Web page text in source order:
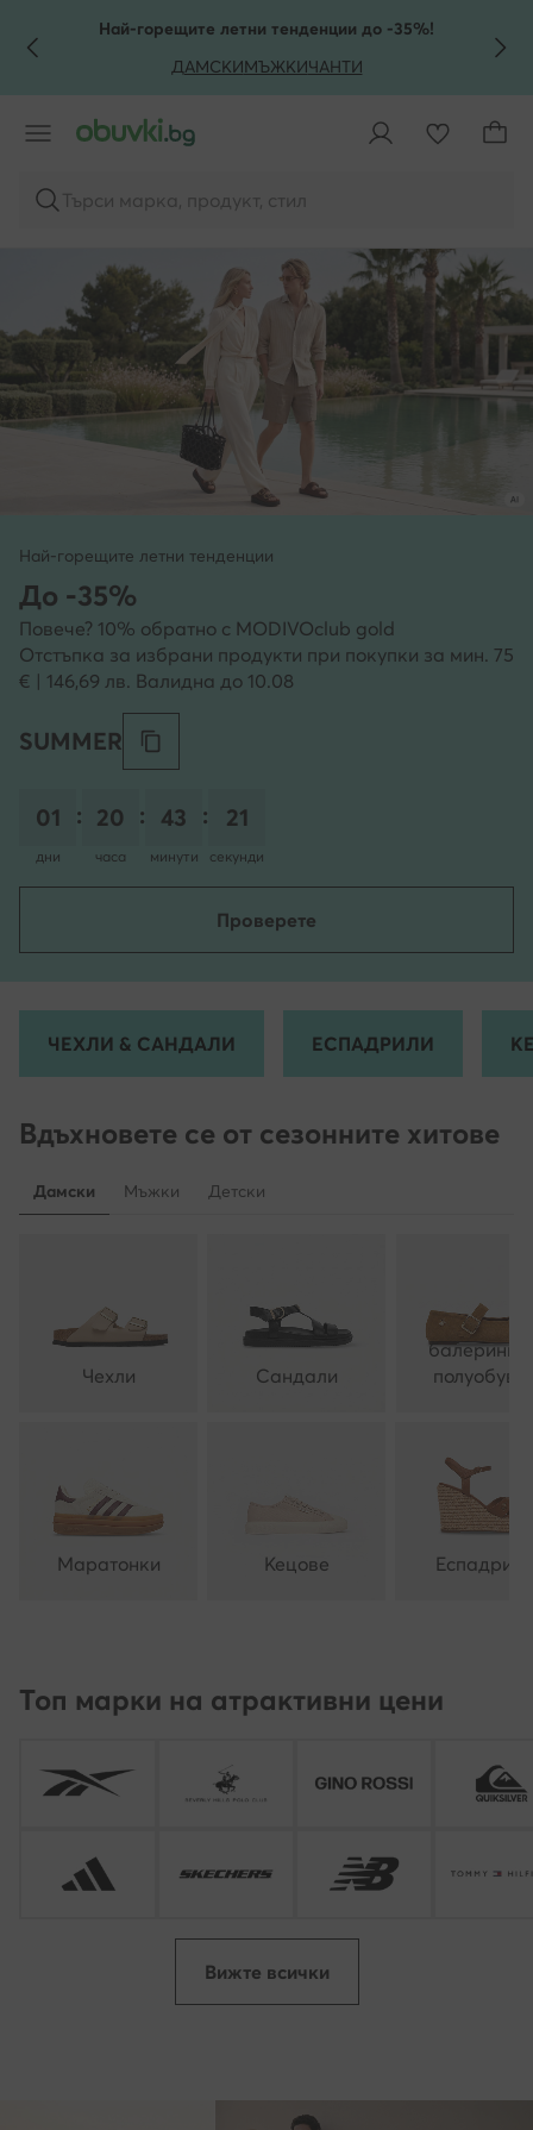
КЪМ ОСНОВНОТО СЪДЪРЖАНИЕ
КЪМ ТЪРСЕНЕНай-горещите летни тенденции до -35%!
ДАМСКИМЪЖКИЧАНТИ
Търси марка, продукт, стил
Най-горещите летни тенденции
До -35%
Повече? 10% обратно с MODIVOclub gold
Отстъпка за избрани продукти при покупки за мин. 75
€ | 146,69 лв. Валидна до 10.08
SUMMER
01
дни
: 20
часа
: 43
минути
: 20
секунди
Проверете
ЧЕХЛИ & САНДАЛИ ЕСПАДРИЛИ
Вдъхновете се от сезонните хитове
Дамски Мъжки Детски
Чехли
Маратонки
Сандали
Кецове
балеринки
Еспадрили
Топ марки на атрактивни цени
Вижте всички